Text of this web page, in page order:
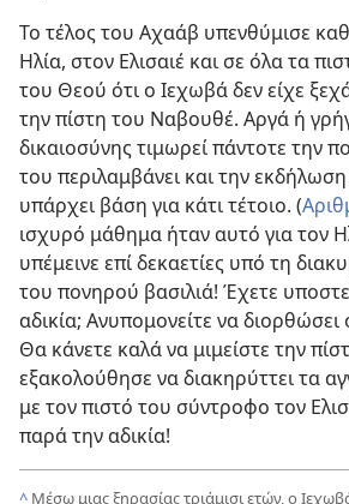
Το τέλος του Αχαάβ υπενθύμισε
Ηλία, στον Ελισαιέ και σε όλα τα
του Θεού ότι ο Ιεχωβά δεν είχε
την πίστη του Ναβουθέ. Αργά ή
δικαιοσύνης τιμωρεί πάντοτε την
του περιλαμβάνει και την
υπάρχει βάση για κάτι τέτοιο. (
ισχυρό μάθημα ήταν αυτό για τον
υπέμεινε επί δεκαετίες υπό τη
του πονηρού βασιλιά! Έχετε
αδικία; Ανυπομονείτε να
Θα κάνετε καλά να μιμείστε την
εξακολούθησε να διακηρύττει τα
με τον πιστό του σύντροφο τον
παρά την αδικία!
^ Μέσω μιας ξηρασίας τριάμισι ετών, ο Ιεχωβά